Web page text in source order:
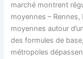
marché montrent
moyennes –
moyennes autour
des formules de
métropoles